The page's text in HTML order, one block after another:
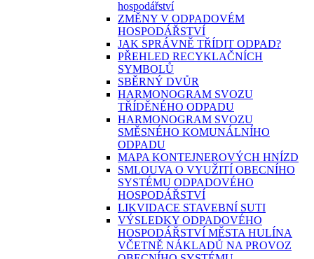
hospodářství
ZMĚNY V ODPADOVÉM
HOSPODÁŘSTVÍ
JAK SPRÁVNĚ TŘÍDIT ODPAD?
PŘEHLED RECYKLAČNÍCH
SYMBOLŮ
SBĚRNÝ DVŮR
HARMONOGRAM SVOZU
TŘÍDĚNÉHO ODPADU
HARMONOGRAM SVOZU
SMĚSNÉHO KOMUNÁLNÍHO
ODPADU
MAPA KONTEJNEROVÝCH HNÍZD
SMLOUVA O VYUŽITÍ OBECNÍHO
SYSTÉMU ODPADOVÉHO
HOSPODÁŘSTVÍ
LIKVIDACE STAVEBNÍ SUTI
VÝSLEDKY ODPADOVÉHO
HOSPODÁŘSTVÍ MĚSTA HULÍNA
VČETNĚ NÁKLADŮ NA PROVOZ